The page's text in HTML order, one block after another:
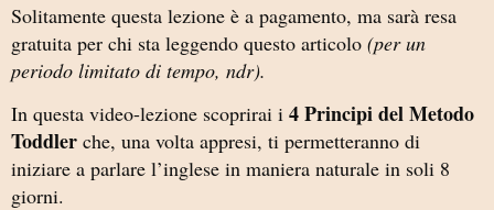
Solitamente questa lezione è a pagamento, ma sarà resa
gratuita per chi sta leggendo questo articolo (per un
periodo limitato di tempo, ndr).
In questa video-lezione scoprirai i 4 Principi del Metodo
Toddler che, una volta appresi, ti permetteranno di
iniziare a parlare l’inglese in maniera naturale in soli 8
giorni.